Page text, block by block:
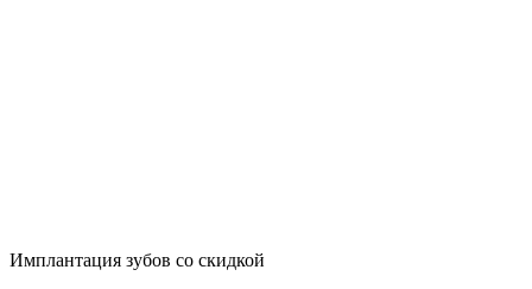
Имплантация зубов со скидкой